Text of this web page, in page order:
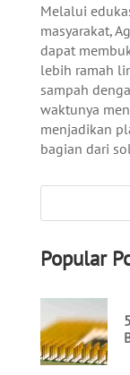
Melalui
masyarakat,
dapat
lebih ramah
sampah
waktunya
menjadikan
bagian dari
Popular